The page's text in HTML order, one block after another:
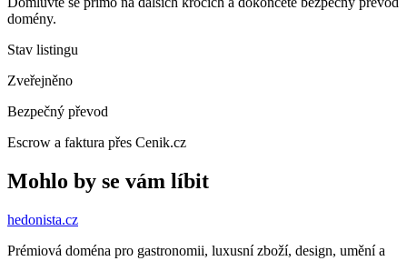
domény.
Stav listingu
Zveřejněno
Bezpečný převod
Escrow a faktura přes Cenik.cz
Mohlo by se vám líbit
hedonista.cz
Prémiová doména pro gastronomii, luxusní zboží, design, umění a